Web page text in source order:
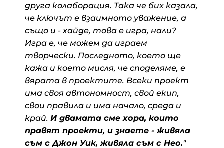
друга колаборация. Така че бих казала,
че ключът е взаимното уважение, а
също и - хайде, това е игра, нали?
Игра е, че можем да играем
творчески. Последното, което ще
кажа и което мисля, че споделяме, е
вярата в проектите. Всеки проект
има своя автономност, свой екип,
свои правила и има начало, среда и
край. И двамата сме хора, които
правят проекти, и знаете - живяла
съм с Джон Уик, живяла съм с Нео."